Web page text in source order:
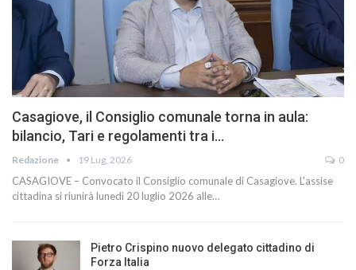
Casagiove, il Consiglio comunale torna in aula:
bilancio, Tari e regolamenti tra i…
Redazione 19 Lug, 2026 0
CASAGIOVE – Convocato il Consiglio comunale di Casagiove. L'assise
cittadina si riunirà lunedì 20 luglio 2026 alle…
Pietro Crispino nuovo delegato cittadino di
Forza Italia